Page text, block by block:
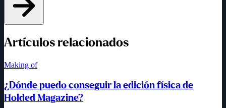
Artículos relacionados
Making of
¿Dónde puedo conseguir la edición física de
Holded Magazine?